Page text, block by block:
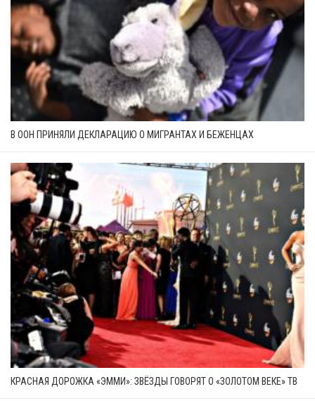
В ООН ПРИНЯЛИ ДЕКЛАРАЦИЮ О МИГРАНТАХ И БЕЖЕНЦАХ
КРАСНАЯ ДОРОЖКА «ЭММИ»: ЗВЁЗДЫ ГОВОРЯТ О «ЗОЛОТОМ ВЕКЕ» ТВ